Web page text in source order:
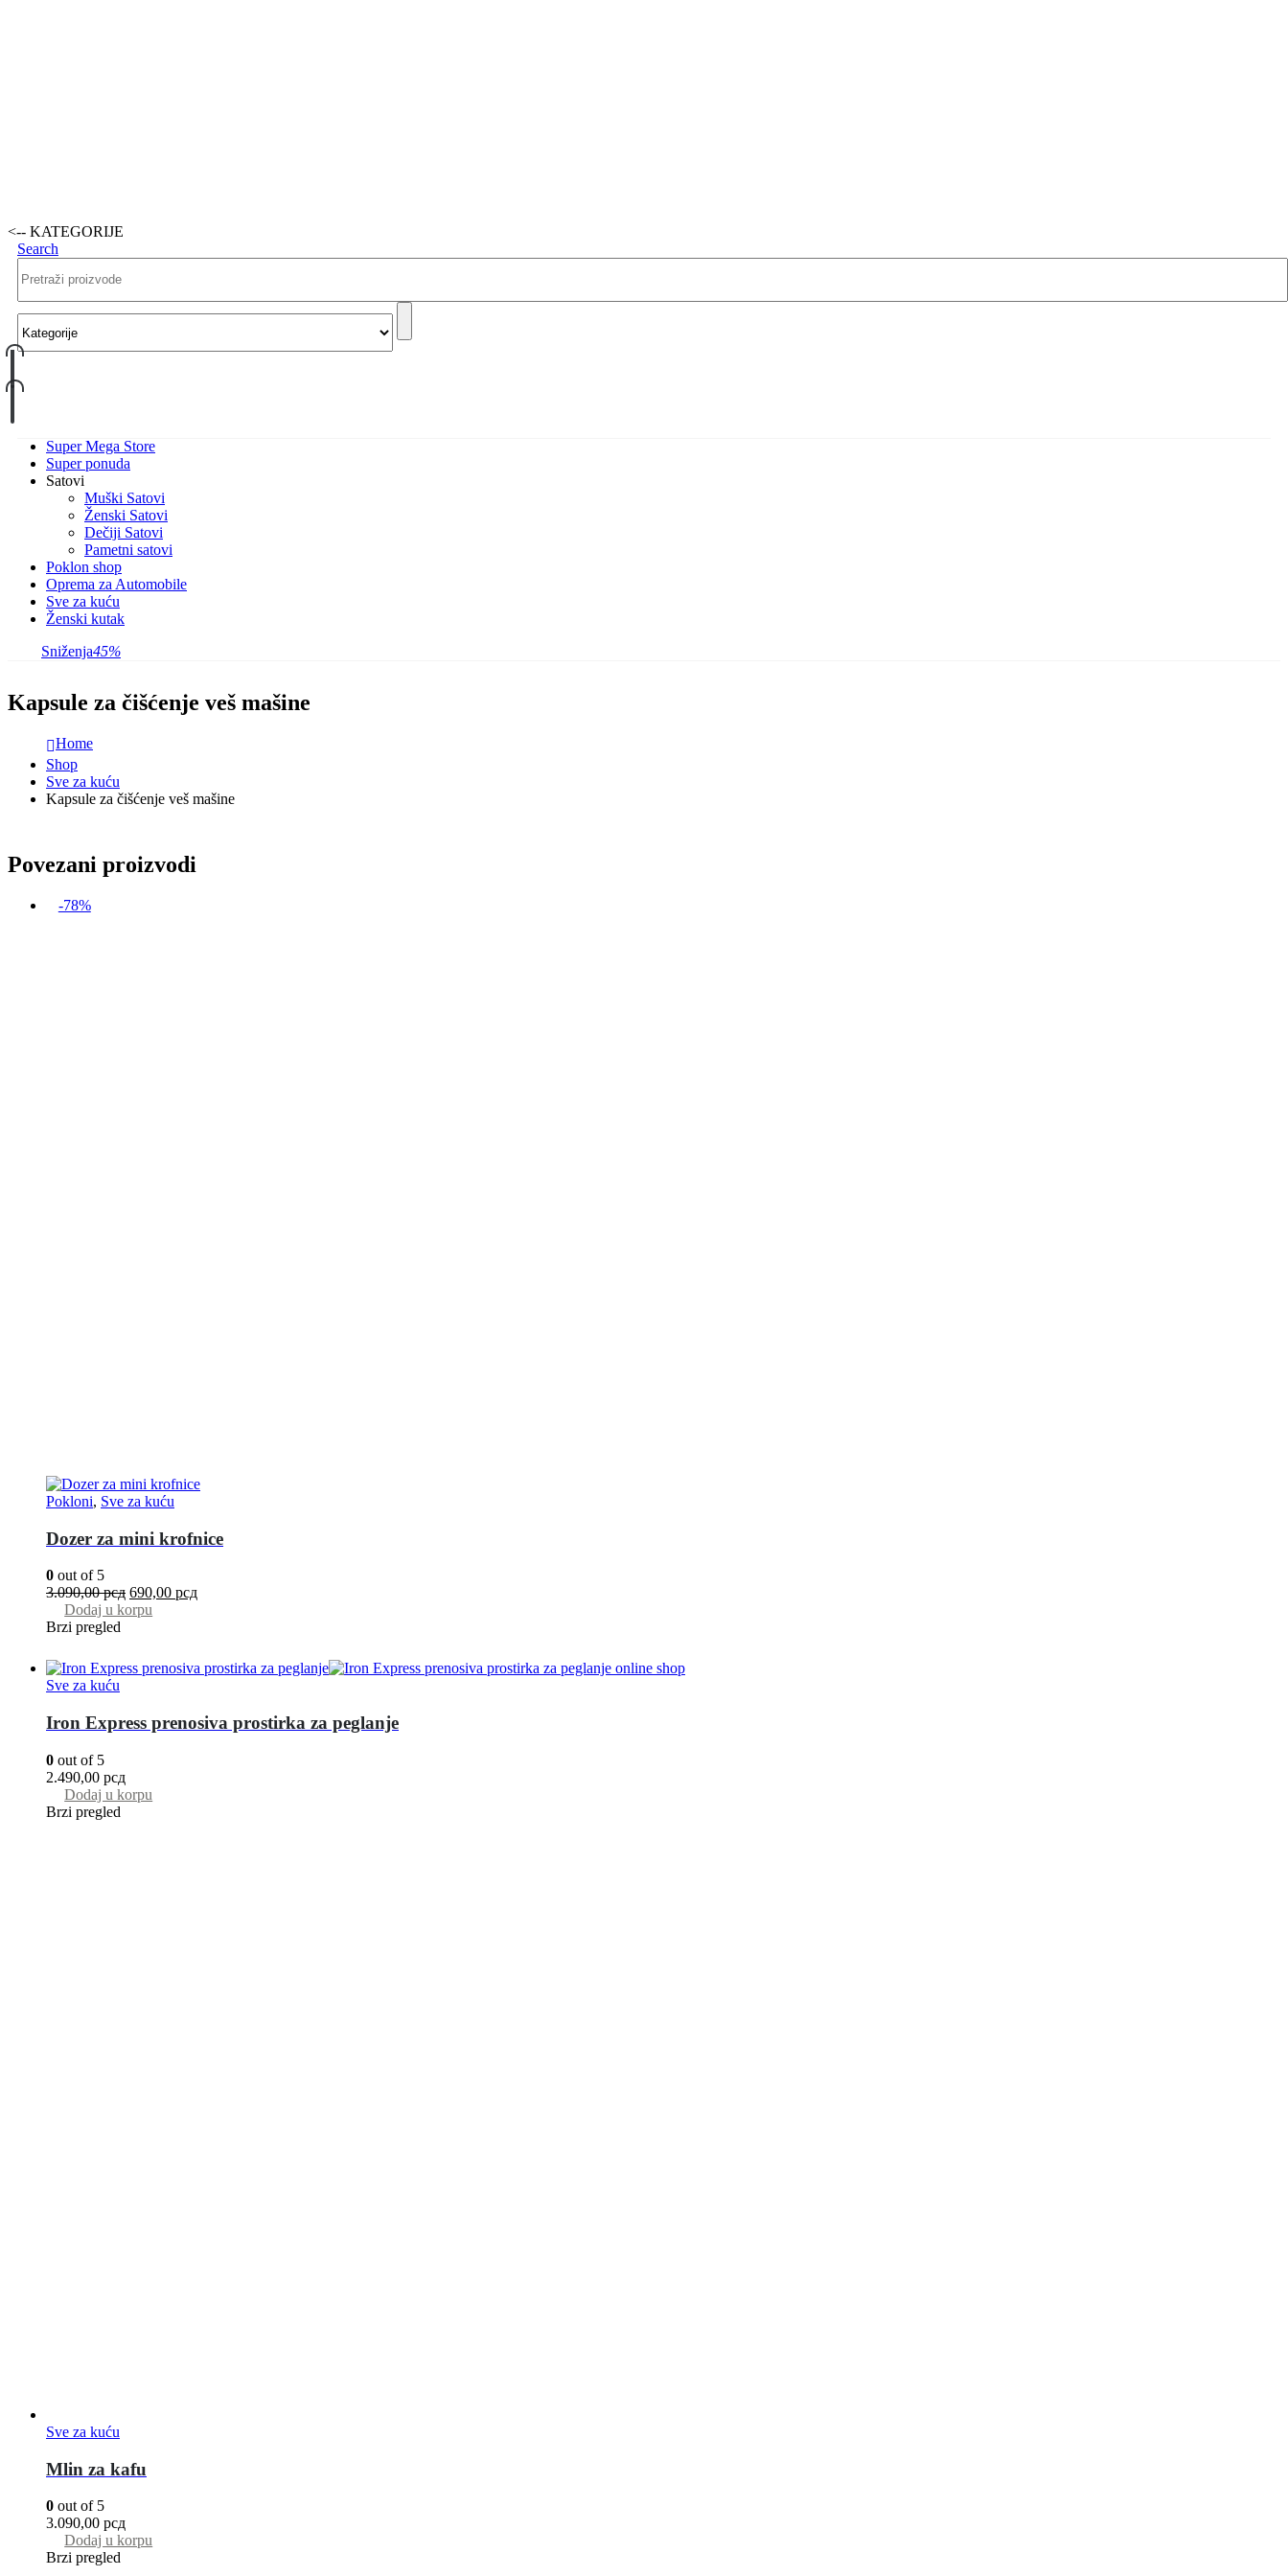
<-- KATEGORIJE
Search
Super Mega Store
Super ponuda
Satovi
Muški Satovi
Ženski Satovi
Dečiji Satovi
Pametni satovi
Poklon shop
Oprema za Automobile
Sve za kuću
Ženski kutak
Sniženja45%
Kapsule za čišćenje veš mašine
Home
Shop
Sve za kuću
Kapsule za čišćenje veš mašine
Povezani proizvodi
-78%
Pokloni, Sve za kuću
Dozer za mini krofnice
0 out of 5
3.090,00рсд 690,00 рсд
Dodaj u korpu
Brzi pregled
Sve za kuću
Iron Express prenosiva prostirka za peglanje
0 out of 5
2.490,00 рсд
Dodaj u korpu
Brzi pregled
Sve za kuću
Mlin za kafu
0 out of 5
3.090,00 рсд
Dodaj u korpu
Brzi pregled